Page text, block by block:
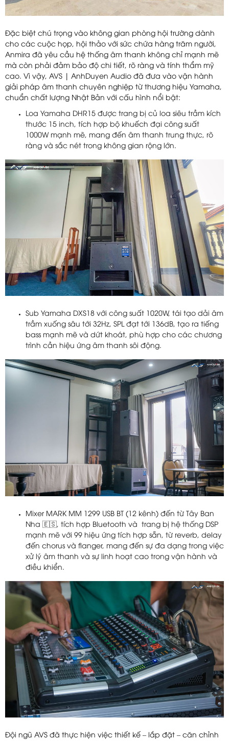
Đặc biệt chú trọng vào không gian phòng hội trường dành
cho các cuộc họp, hội thảo với sức chứa hàng trăm người,
Anmira đã yêu cầu hệ thống âm thanh không chỉ mạnh mẽ
mà còn phải đảm bảo độ chi tiết, rõ ràng và tính thẩm mỹ
cao. Vì vậy, AVS | AnhDuyen Audio đã đưa vào vận hành
giải pháp âm thanh chuyên nghiệp từ thương hiệu Yamaha,
chuẩn chất lượng Nhật Bản với cấu hình nổi bật:
Loa Yamaha DHR15 được trang bị củ loa siêu trầm kích
thước 15 inch, tích hợp bộ khuếch đại công suất
1000W mạnh mẽ, mang đến âm thanh trung thực, rõ
ràng và sắc nét trong không gian rộng lớn.
Sub Yamaha DXS18 với công suất 1020W, tái tạo dải âm
trầm xuống sâu tới 32Hz, SPL đạt tới 136dB, tạo ra tiếng
bass mạnh mẽ và dứt khoát, phù hợp cho các chương
trình cần hiệu ứng âm thanh sôi động.
Mixer MARK MM 1299 USB BT (12 kênh) đến từ Tây Ban
Nha 🇪🇸, tích hợp Bluetooth và trang bị hệ thống DSP
mạnh mẽ với 99 hiệu ứng tích hợp sẵn, từ reverb, delay
đến chorus và flanger, mang đến sự đa dạng trong việc
xử lý âm thanh và sự linh hoạt cao trong vận hành và
điều khiển.
Đội ngũ AVS đã thực hiện việc thiết kế – lắp đặt – căn chỉnh